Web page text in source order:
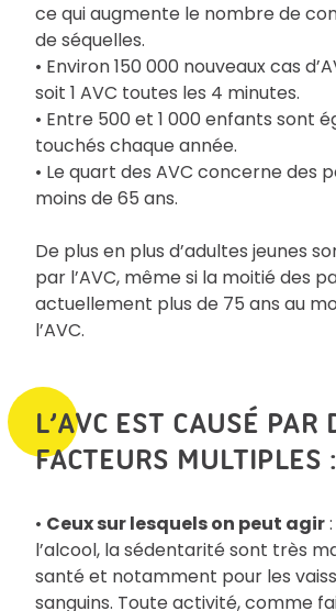
ce qui augmente le nombre de
de séquelles.
• Environ 150 000 nouveaux cas
soit 1 AVC toutes les 4 minutes.
• Entre 500 et 1 000 enfants sont
touchés chaque année.
• Le quart des AVC concerne des
moins de 65 ans.
De plus en plus d’adultes jeunes
par l’AVC, même si la moitié des
actuellement plus de 75 ans au
l’AVC.
L’AVC EST CAUSÉ PAR
FACTEURS MULTIPLES :
• Ceux sur lesquels on peut agir
l’alcool, la sédentarité sont très
santé et notamment pour les
sanguins. Toute activité, comme